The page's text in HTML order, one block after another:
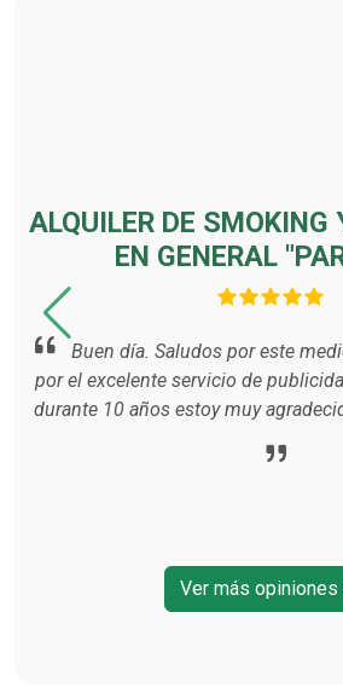
ALQUILER DE SMOKING
EN GENERAL
Buen día. Saludos por este
por el excelente servicio de
durante 10 años estoy muy
Ver más opiniones